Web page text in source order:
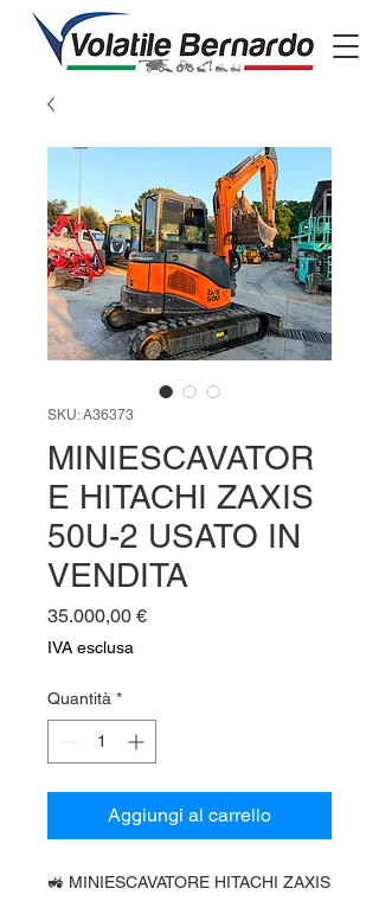
SKU: A36373
MINIESCAVATOR
E HITACHI ZAXIS
50U-2 USATO IN
VENDITA
35.000,00 €Prezzo
IVA esclusa
Quantità *
Aggiungi al carrello
🚜 MINIESCAVATORE HITACHI ZAXIS